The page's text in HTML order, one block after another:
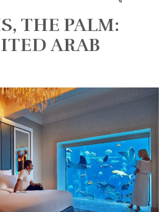
THE PALM:
ARAB